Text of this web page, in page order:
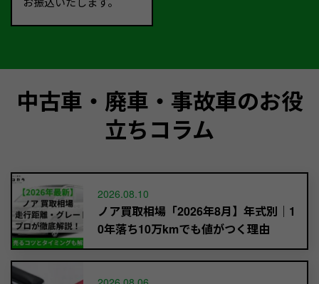
中古車・廃車・事故車のお役
立ちコラム
2026.08.10
ノア買取相場「2026年8月】年式別｜1
0年落ち10万kmでも値がつく理由